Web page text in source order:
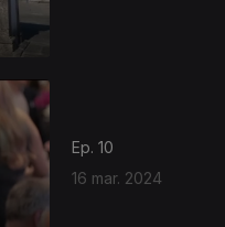
Ep. 10
16 mar. 2024